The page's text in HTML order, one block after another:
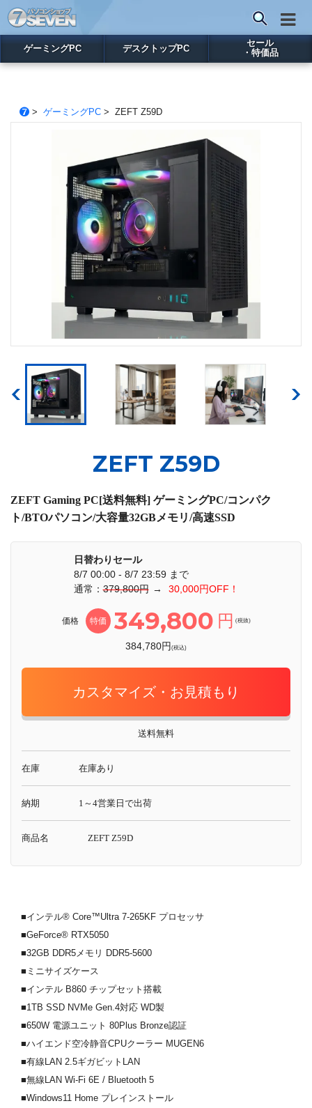
ゲーミングPC デスクトップPC
セール
・特価品
> ゲーミングPC> ZEFT Z59D
ZEFT Z59D
ZEFT Gaming PC[送料無料] ゲーミングPC/コンパク
ト/BTOパソコン/大容量32GBメモリ/高速SSD
日替わりセール
8/7 00:00 - 8/7 23:59 まで
通常：379,800円 → 30,000円OFF！
価格 特価 349,800 円 (税抜)
384,780円(税込)
カスタマイズ・お見積もり
送料無料
在庫 在庫あり
納期 1～4営業日で出荷
商品名 ZEFT Z59D
■インテル® Core™Ultra 7-265KF プロセッサ
■GeForce® RTX5050
■32GB DDR5メモリ DDR5-5600
■ミニサイズケース
■インテル B860 チップセット搭載
■1TB SSD NVMe Gen.4対応 WD製
■650W 電源ユニット 80Plus Bronze認証
■ハイエンド空冷静音CPUクーラー MUGEN6
■有線LAN 2.5ギガビットLAN
■無線LAN Wi-Fi 6E / Bluetooth 5
■Windows11 Home プレインストール